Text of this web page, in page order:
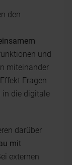
den
und
miteinander
Fragen
in die digitale
darüber
mit
externen